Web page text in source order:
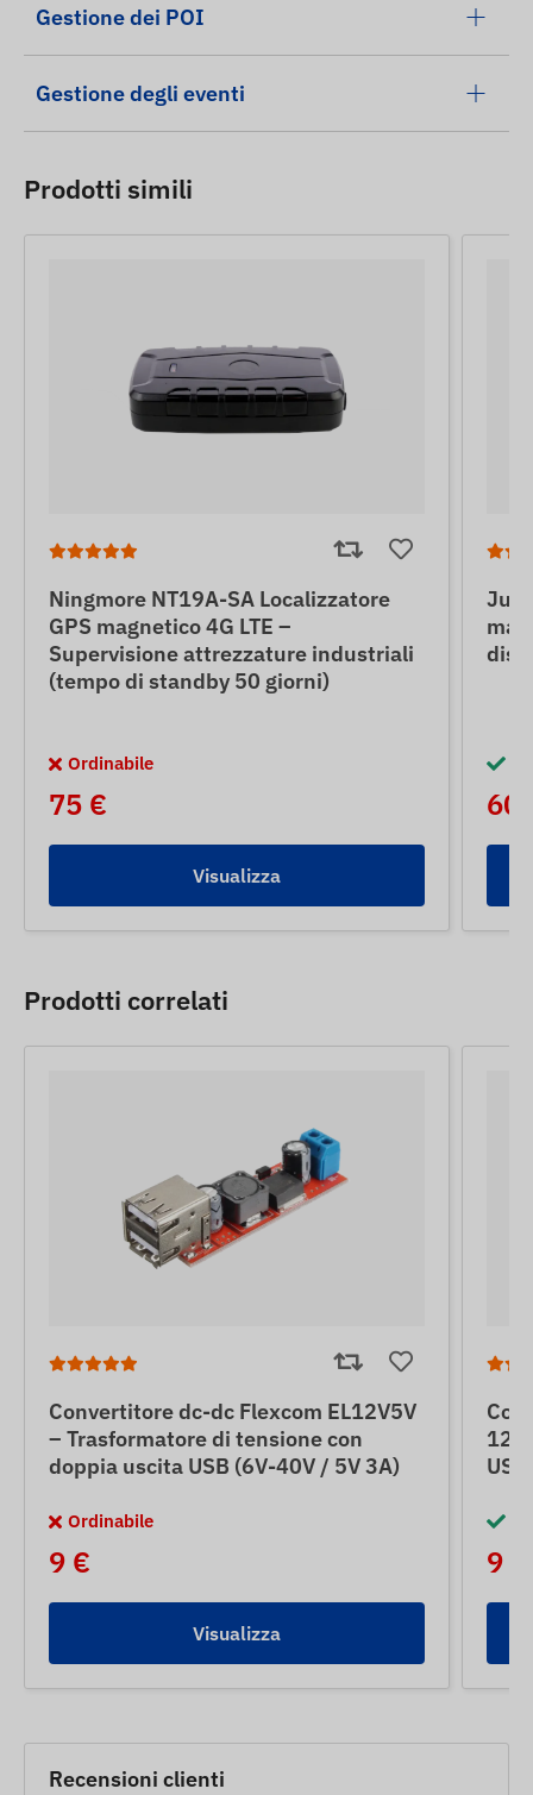
Gestione dei POI
Gestione degli eventi
Prodotti simili
Ningmore NT19A-SA Localizzatore
GPS magnetico 4G LTE –
Supervisione attrezzature industriali
(tempo di standby 50 giorni)
Ordinabile
75 €
Visualizza
60
Prodotti correlati
Convertitore dc-dc Flexcom EL12V5V
– Trasformatore di tensione con
doppia uscita USB (6V-40V / 5V 3A)
Ordinabile
9 €
Visualizza
9 €
Recensioni clienti